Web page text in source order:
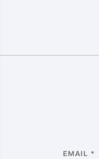
EMAIL *